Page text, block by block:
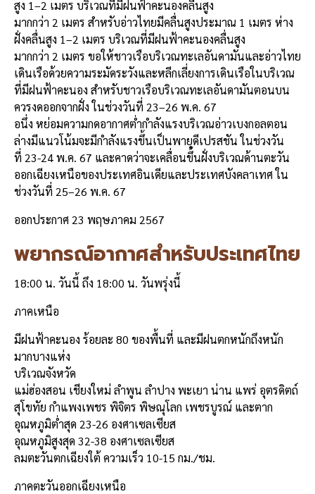
สูง 1–2 เมตร บริเวณที่มีฝนฟ้าคะนองคลื่นสูง
มากกว่า 2 เมตร สำหรับอ่าวไทยมีคลื่นสูงประมาณ 1 เมตร ห่าง
ฝั่งคลื่นสูง 1–2 เมตร บริเวณที่มีฝนฟ้าคะนองคลื่นสูง
มากกว่า 2 เมตร ขอให้ชาวเรือบริเวณทะเลอันดามันและอ่าวไทย
เดินเรือด้วยความระมัดระวังและหลีกเลี่ยงการเดินเรือในบริเวณ
ที่มีฝนฟ้าคะนอง สำหรับชาวเรือบริเวณทะเลอันดามันตอนบน
ควรงดออกจากฝั่ง ในช่วงวันที่ 23–26 พ.ค. 67
อนึ่ง หย่อมความกดอากาศต่ำกำลังแรงบริเวณอ่าวเบงกอลตอน
ล่างมีแนวโน้มจะมีกำลังแรงขึ้นเป็นพายุดีเปรสชัน ในช่วงวัน
ที่ 23-24 พ.ค. 67 และคาดว่าจะเคลื่อนขึ้นฝั่งบริเวณด้านตะวัน
ออกเฉียงเหนือของประเทศอินเดียและประเทศบังคลาเทศ ใน
ช่วงวันที่ 25–26 พ.ค. 67
ออกประกาศ 23 พฤษภาคม 2567
พยากรณ์อากาศสำหรับประเทศไทย
18:00 น. วันนี้ ถึง 18:00 น. วันพรุ่งนี้
ภาคเหนือ
มีฝนฟ้าคะนอง ร้อยละ 80 ของพื้นที่ และมีฝนตกหนักถึงหนัก
มากบางแห่ง
บริเวณจังหวัด
แม่ฮ่องสอน เชียงใหม่ ลำพูน ลำปาง พะเยา น่าน แพร่ อุตรดิตถ์
สุโขทัย กำแพงเพชร พิจิตร พิษณุโลก เพชรบูรณ์ และตาก
อุณหภูมิต่ำสุด 23-26 องศาเซลเซียส
อุณหภูมิสูงสุด 32-38 องศาเซลเซียส
ลมตะวันตกเฉียงใต้ ความเร็ว 10-15 กม./ชม.
ภาคตะวันออกเฉียงเหนือ